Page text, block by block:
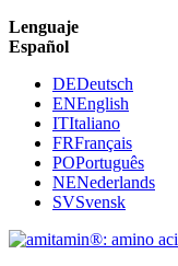
Lenguaje
Español
DEDeutsch
ENEnglish
ITItaliano
FRFrançais
POPortuguês
NENederlands
SVSvensk